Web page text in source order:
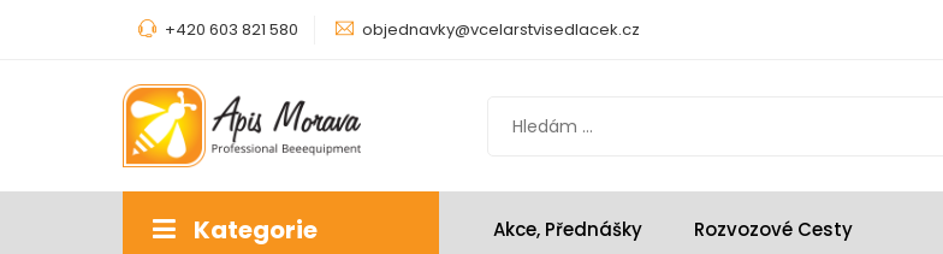
+420 603 821 580 objednavky@vcelarstvisedlacek.cz
Kategorie Akce, Přednášky Rozvozové Cesty